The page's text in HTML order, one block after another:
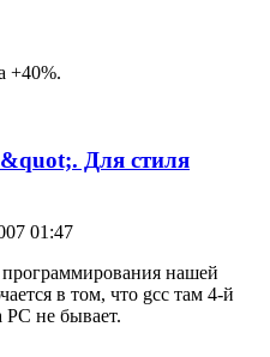
+40%.
Для стиля
01:47
нашей
в том, что gcc там 4-й
PC не бывает.